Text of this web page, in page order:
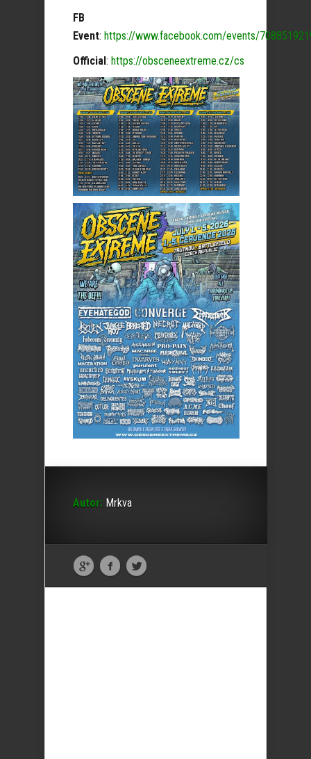
FB
Event: https://www.facebook.com/events/
Official: https://obsceneextreme.cz/cs
Autor: Mrkva